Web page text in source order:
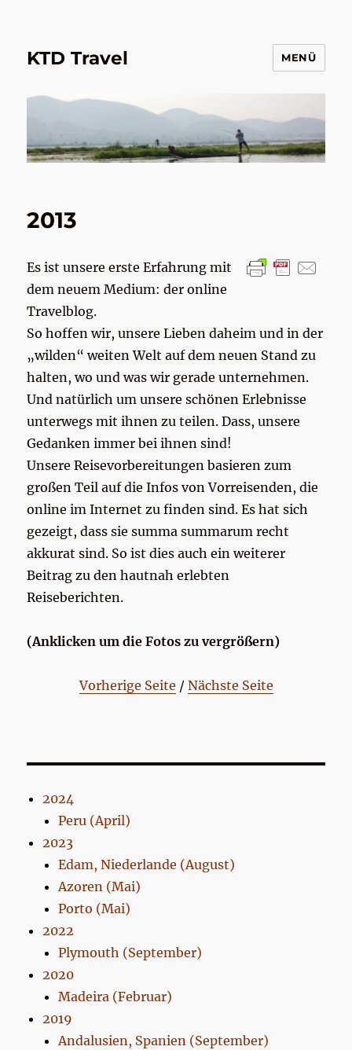
KTD Travel MENÜ
2013
Es ist unsere erste Erfahrung mit
dem neuem Medium: der online
Travelblog.
So hoffen wir, unsere Lieben daheim und in der
„wilden“ weiten Welt auf dem neuen Stand zu
halten, wo und was wir gerade unternehmen.
Und natürlich um unsere schönen Erlebnisse
unterwegs mit ihnen zu teilen. Dass, unsere
Gedanken immer bei ihnen sind!
Unsere Reisevorbereitungen basieren zum
großen Teil auf die Infos von Vorreisenden, die
online im Internet zu finden sind. Es hat sich
gezeigt, dass sie summa summarum recht
akkurat sind. So ist dies auch ein weiterer
Beitrag zu den hautnah erlebten
Reiseberichten.
(Anklicken um die Fotos zu vergrößern)
Vorherige Seite / Nächste Seite
2024
Peru (April)
2023
Edam, Niederlande (August)
Azoren (Mai)
Porto (Mai)
2022
Plymouth (September)
2020
Madeira (Februar)
2019
Andalusien, Spanien (September)